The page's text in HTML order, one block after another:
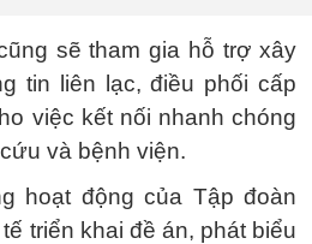
sẽ tham gia hỗ trợ xây
tin liên lạc, điều phối cấp
việc kết nối nhanh chóng
và bệnh viện.
hoạt động của Tập đoàn
triển khai đề án, phát biểu